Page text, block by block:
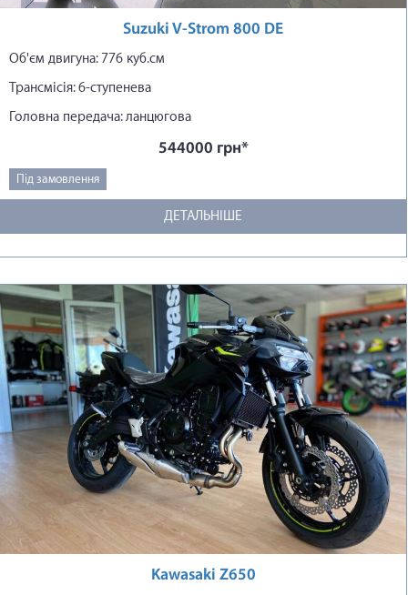
Suzuki V-Strom 800 DE
Об'єм двигуна: 776 куб.см
Трансмісія: 6-ступенева
Головна передача: ланцюгова
544000 грн*
Під замовлення
ДЕТАЛЬНІШЕ
Kawasaki Z650